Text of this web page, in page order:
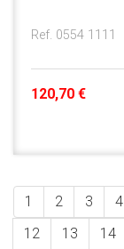
Ref. 0554 1111
120,70 €
1 2 3 4
12
13 14